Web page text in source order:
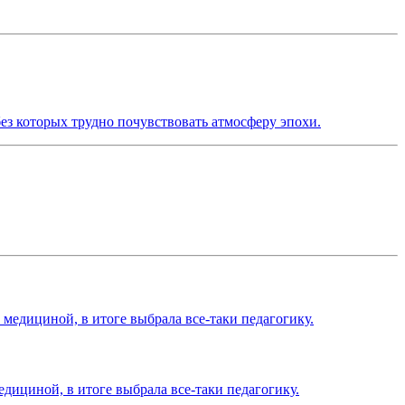
трудно почувствовать атмосферу эпохи.
в итоге выбрала все-таки педагогику.